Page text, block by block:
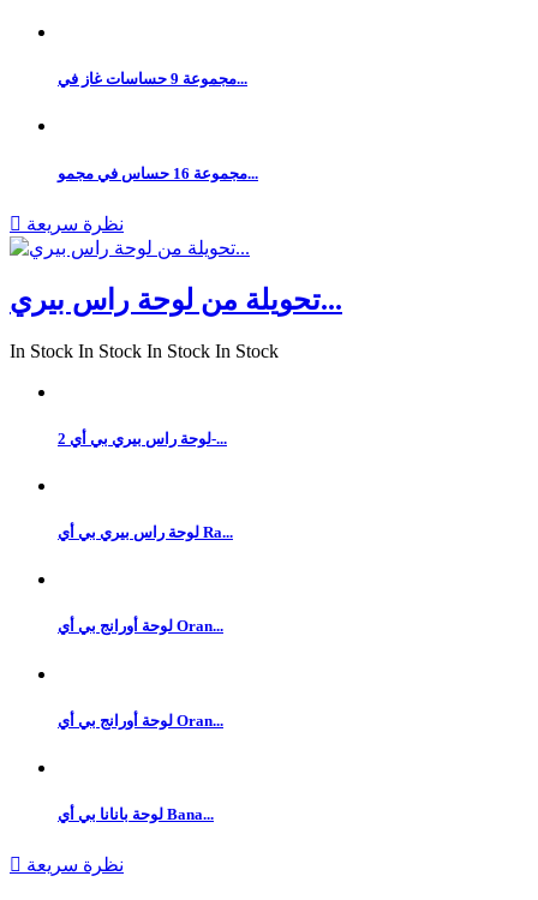
مجموعة 9 حساسات غاز في...
مجموعة 16 حساس في مجمو...
 نظرة سريعة
تحويلة من لوحة راس بيري...
In Stock In Stock In Stock In Stock
لوحة راس بيري بي أي 2-...
لوحة راس بيري بي أي Ra...
لوحة أورانج بي أي Oran...
لوحة أورانج بي أي Oran...
لوحة بانانا بي أي Bana...
 نظرة سريعة